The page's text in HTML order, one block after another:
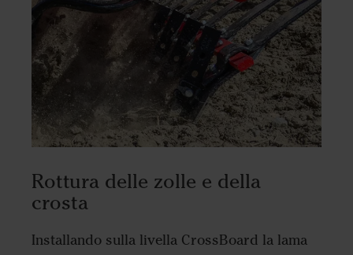
Rottura delle zolle e della
crosta
Installando sulla livella CrossBoard la lama